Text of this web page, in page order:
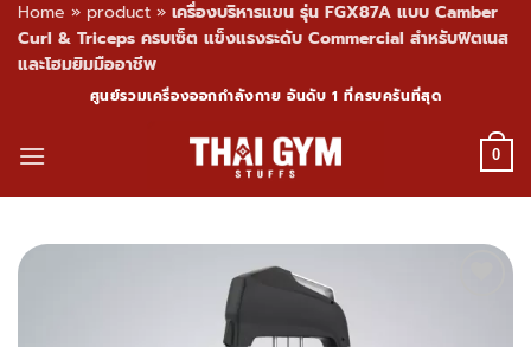
Home » product » เครื่องบริหารแขน รุ่น FGX87A แบบ Camber
Curl & Triceps ครบเซ็ต แข็งแรงระดับ Commercial สำหรับฟิตเนส
และโฮมยิมมืออาชีพ
content
ศูนย์รวมเครื่องออกกำลังกาย อันดับ 1 ที่ครบครันที่สุด
0